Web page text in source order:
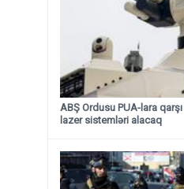
ABŞ Ordusu PUA-lara
lazer sistemləri alacaq